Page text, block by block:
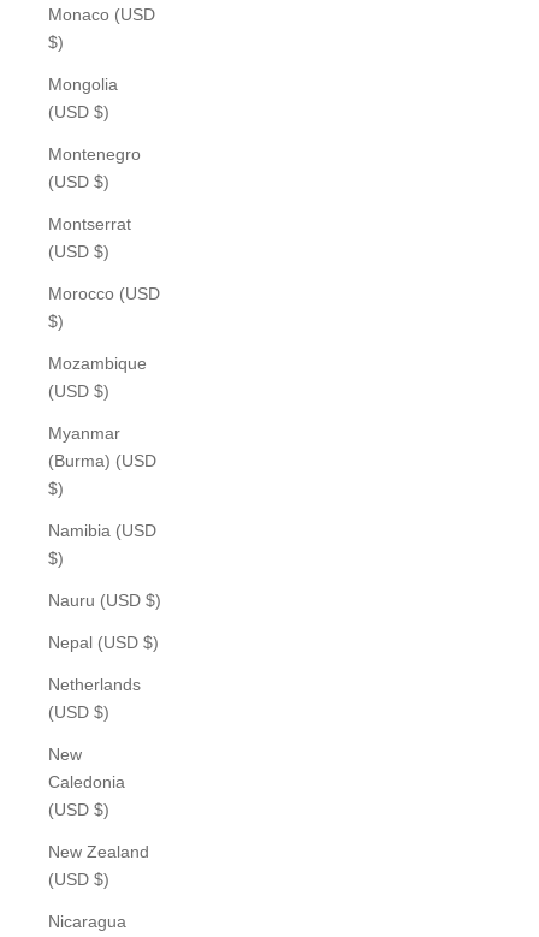
Monaco (USD
$)
Mongolia
(USD $)
Montenegro
(USD $)
Montserrat
(USD $)
Morocco (USD
$)
Mozambique
(USD $)
Myanmar
(Burma) (USD
$)
Namibia (USD
$)
Nauru (USD $)
Nepal (USD $)
Netherlands
(USD $)
New
Caledonia
(USD $)
New Zealand
(USD $)
Nicaragua